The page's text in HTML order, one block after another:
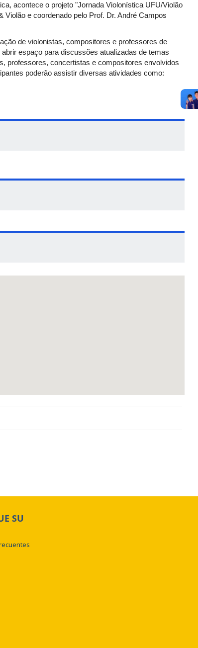
acontece o projeto "Jornada Violonística UFU/Violão
e coordenado pelo Prof. Dr. André Campos
de violonistas, compositores e professores de
espaço para discussões atualizadas de temas
professores, concertistas e compositores envolvidos
poderão assistir diversas atividades como:
SU